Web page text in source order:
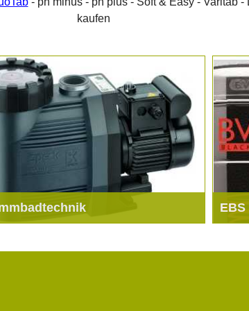
kaufen
EBS